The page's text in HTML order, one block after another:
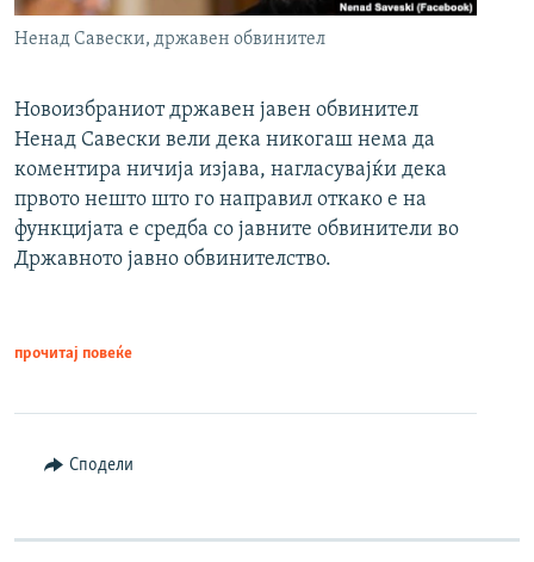
Ненад Савески, државен обвинител
Новоизбраниот државен јавен обвинител
Ненад Савески вели дека никогаш нема да
коментира ничија изјава, нагласувајќи дека
првото нешто што го направил откако е на
функцијата е средба со јавните обвинители во
Државното јавно обвинителство.
прочитај повеќе
Сподели